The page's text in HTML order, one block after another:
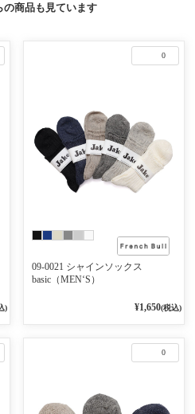
の商品も見ています
)
0
09-0021 シャインソックス
basic（MEN‘S）
¥1,650(税込)
0